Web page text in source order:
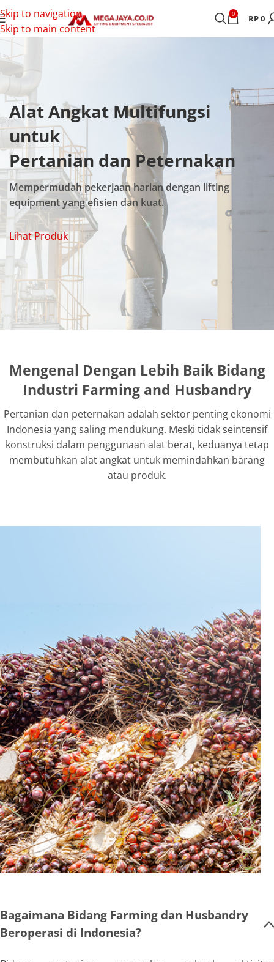
Skip to navigation
Skip to main content
0 RP0
Alat Angkat Multifungsi
untuk
Pertanian dan Peternakan
Mempermudah pekerjaan harian dengan lifting
equipment yang efisien dan kuat.
Lihat Produk
Mengenal Dengan Lebih Baik Bidang
Industri Farming and Husbandry
Pertanian dan peternakan adalah sektor penting ekonomi
Indonesia yang saling mendukung. Meski tidak seintensif
konstruksi dalam penggunaan alat berat, keduanya tetap
membutuhkan alat angkat untuk memindahkan barang
atau produk.
Bagaimana Bidang Farming dan Husbandry
Beroperasi di Indonesia?